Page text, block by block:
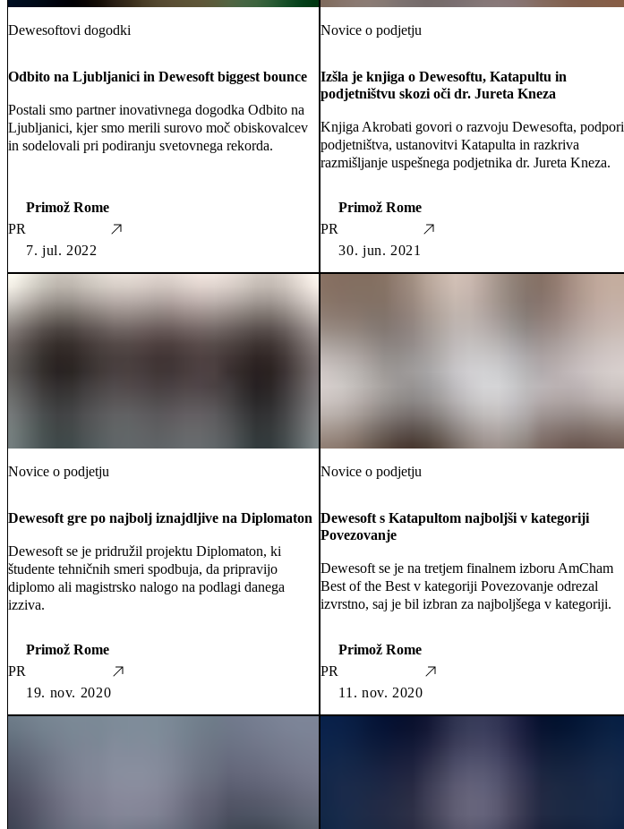
Dewesoftovi dogodki
Odbito na Ljubljanici in Dewesoft biggest bounce
Postali smo partner inovativnega dogodka Odbito na
Ljubljanici, kjer smo merili surovo moč obiskovalcev
in sodelovali pri podiranju svetovnega rekorda.
PR
Primož Rome
7. jul. 2022
Novice o podjetju
Izšla je knjiga o Dewesoftu, Katapultu in
podjetništvu skozi oči dr. Jureta Kneza
Knjiga Akrobati govori o razvoju Dewesofta, podpori
podjetništva, ustanovitvi Katapulta in razkriva
razmišljanje uspešnega podjetnika dr. Jureta Kneza.
PR
Primož Rome
30. jun. 2021
Novice o podjetju
Dewesoft gre po najbolj iznajdljive na Diplomaton
Dewesoft se je pridružil projektu Diplomaton, ki
študente tehničnih smeri spodbuja, da pripravijo
diplomo ali magistrsko nalogo na podlagi danega
izziva.
PR
Primož Rome
19. nov. 2020
Novice o podjetju
Dewesoft s Katapultom najboljši v kategoriji
Povezovanje
Dewesoft se je na tretjem finalnem izboru AmCham
Best of the Best v kategoriji Povezovanje odrezal
izvrstno, saj je bil izbran za najboljšega v kategoriji.
PR
Primož Rome
11. nov. 2020